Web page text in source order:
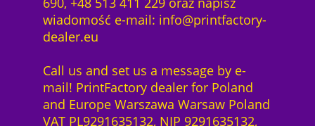
wiadomość e-mail: info@printfactory-
dealer.eu
Call us and set us a message by e-
mail! PrintFactory dealer for Poland
and Europe Warszawa Warsaw Poland
VAT PL9291635132, NIP 9291635132,